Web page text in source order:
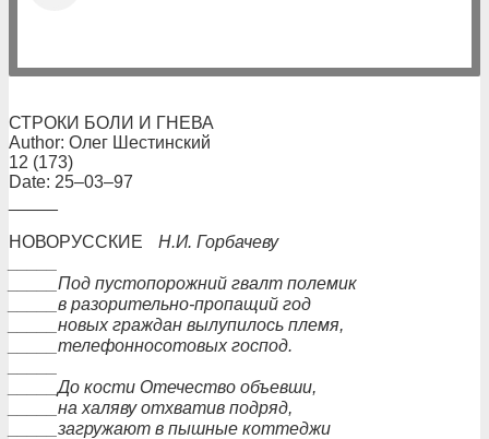
СТРОКИ БОЛИ И ГНЕВА
Author: Олег Шестинский
12 (173)
Date: 25–03–97
НОВОРУССКИЕ
Н.И. Горбачеву
_____Под пустопорожний гвалт полемик
_____в разорительно-пропащий год
_____новых граждан вылупилось племя,
_____телефонносотовых господ.
_____До кости Отечество объевши,
_____на халяву отхватив подряд,
_____загружают в пышные коттеджи